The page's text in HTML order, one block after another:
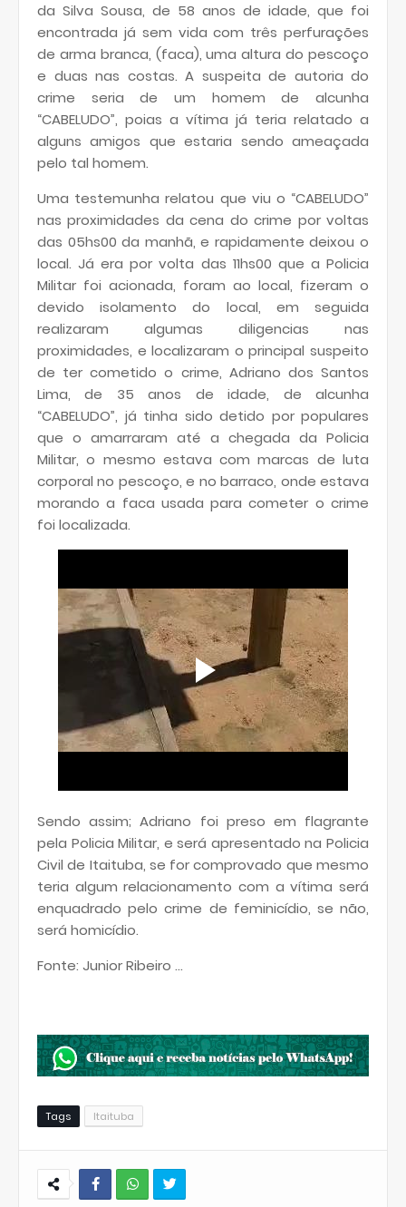
da Silva Sousa, de 58 anos de idade, que foi
encontrada já sem vida com três perfurações
de arma branca, (faca), uma altura do pescoço
e duas nas costas. A suspeita de autoria do
crime seria de um homem de alcunha
“CABELUDO”, poias a vítima já teria relatado a
alguns amigos que estaria sendo ameaçada
pelo tal homem.
Uma testemunha relatou que viu o “CABELUDO”
nas proximidades da cena do crime por voltas
das 05hs00 da manhã, e rapidamente deixou o
local. Já era por volta das 11hs00 que a Policia
Militar foi acionada, foram ao local, fizeram o
devido isolamento do local, em seguida
realizaram algumas diligencias nas
proximidades, e localizaram o principal suspeito
de ter cometido o crime, Adriano dos Santos
Lima, de 35 anos de idade, de alcunha
“CABELUDO”, já tinha sido detido por populares
que o amarraram até a chegada da Policia
Militar, o mesmo estava com marcas de luta
corporal no pescoço, e no barraco, onde estava
morando a faca usada para cometer o crime
foi localizada.
Sendo assim; Adriano foi preso em flagrante
pela Policia Militar, e será apresentado na Policia
Civil de Itaituba, se for comprovado que mesmo
teria algum relacionamento com a vítima será
enquadrado pelo crime de feminicídio, se não,
será homicídio.
Fonte: Junior Ribeiro ...
Tags Itaituba